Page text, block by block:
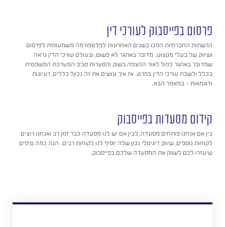
פרסום בפייסבוק לעורכי דין
הרשתות החברתיות הפכו בשנים האחרונות לפלטפורמה משמעותית לפרסום
ושיווק של בעלי מקצוע. מדובר באתגר לא פשוט, ובעולם עורכי הדין נראה
שמדובר באתגר כפול לאור ההצפה בשוק והסערות סביב המערכת המשפטית
בכלל ולשכת עורכי הדין בפרט. אז איך עושים את זה נכון? כללים, רעיונות
ודוגמאות – במאמר הבא.
קידום מסעדות בפייסבוק
בין אם אנחנו פותחים מסעדה, לבין אם יש לנו מסעדה כבר זמן רב ואנחנו רוצים
לקוחות נוספים, שיווק דיגיטלי נכון שלה יוסיף לנו לקוחות רבים. הנה כמה טיפים
שיעזרו לכם לשווק את המסעדה שלכם בפייסבוק.